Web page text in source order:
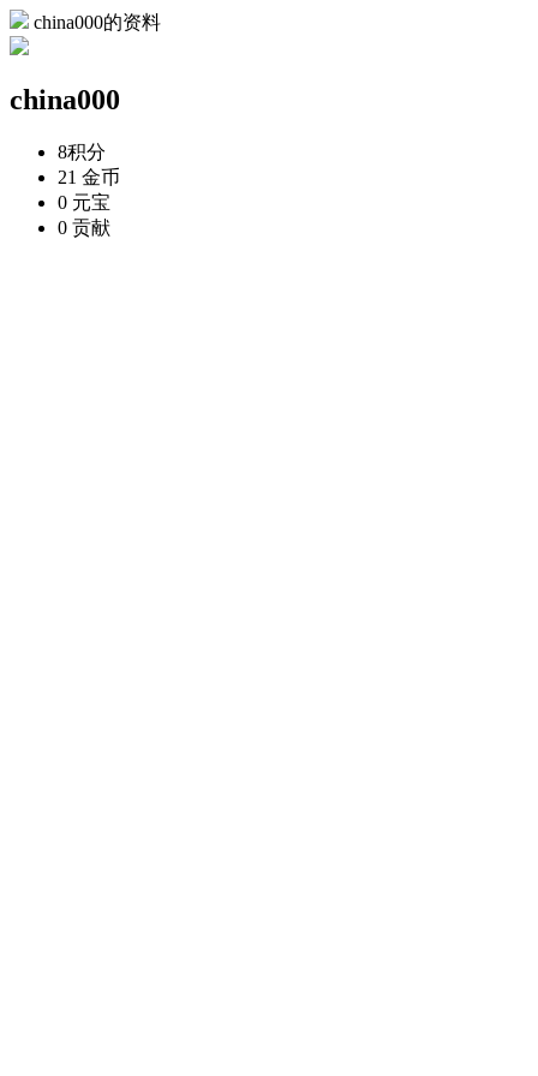
china000的资料
china000
8积分
21 金币
0 元宝
0 贡献